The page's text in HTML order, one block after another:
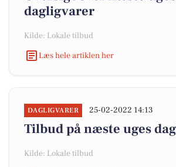
dagligvarer
Kilde: Lokale tilbud
Læs hele artiklen her
DAGLIGVARER 25-02-2022 14:13
Tilbud på næste uges
Kilde: Lokale tilbud